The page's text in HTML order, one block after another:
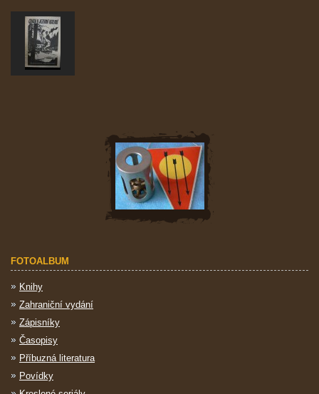
FOTOALBUM
Knihy
Zahraniční vydání
Zápisníky
Časopisy
Příbuzná literatura
Povídky